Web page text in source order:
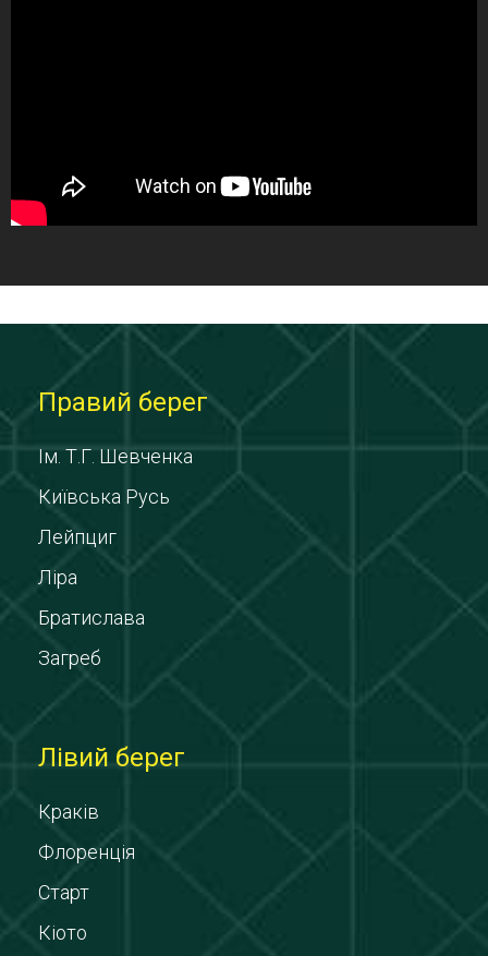
Правий берег
Ім. Т.Г. Шевченка
Київська Русь
Лейпциг
Ліра
Братислава
Загреб
Лівий берег
Краків
Флоренція
Старт
Кіото